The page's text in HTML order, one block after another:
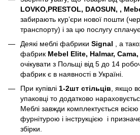
LOVKO,PRESTOL, DAOSUN, ,
забирають курʼєри нової пошти
транспорту) і за цю послугу
Деякі меблі фабрики Signal , а
фабрик Mebel Elite, Halmar, Cama,
очікувати з Польщі від 5 до 14
фабрик є в наявності в Україні.
При купівлі 1-2шт стільців, якщо
упаковці то додатково
Меблі завжди комплектується
фурнітурою і інструкцією і
збірки.